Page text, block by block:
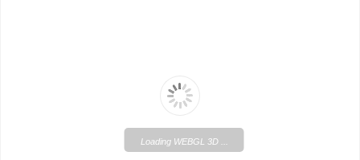
Loading WEBGL 3D ...